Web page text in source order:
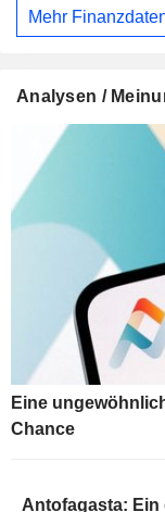
Mehr
Analysen /
Eine
Chance
Antofagasta: